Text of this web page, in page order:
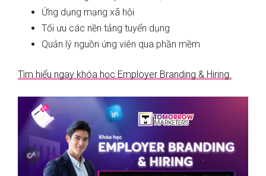
Ứng dụng mạng xã hội
Tối ưu các nền tảng tuyển dụng
Quản lý nguồn ứng viên qua phần mềm
Tìm hiểu ngay khóa học Employer Branding & Hiring.